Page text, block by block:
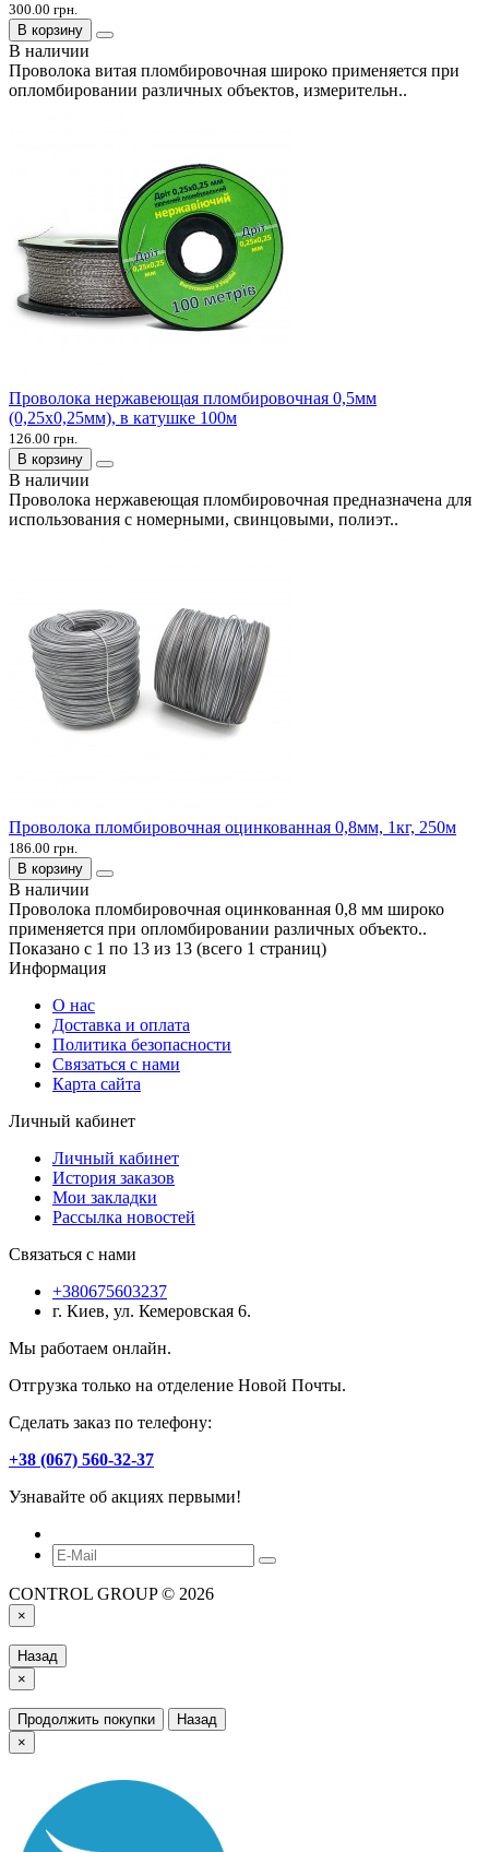
300.00 грн.
В корзину
В наличии
Проволока витая пломбировочная широко применяется при
опломбировании различных объектов, измерительн..
Проволока нержавеющая пломбировочная 0,5мм
(0,25х0,25мм), в катушке 100м
126.00 грн.
В корзину
В наличии
Проволока нержавеющая пломбировочная предназначена для
использования с номерными, свинцовыми, полиэт..
Проволока пломбировочная оцинкованная 0,8мм, 1кг, 250м
186.00 грн.
В корзину
В наличии
Проволока пломбировочная оцинкованная 0,8 мм широко
применяется при опломбировании различных объекто..
Показано с 1 по 13 из 13 (всего 1 страниц)
Информация
О нас
Доставка и оплата
Политика безопасности
Связаться с нами
Карта сайта
Личный кабинет
Личный кабинет
История заказов
Мои закладки
Рассылка новостей
Связаться с нами
+380675603237
г. Киев, ул. Кемеровская 6.
Мы работаем онлайн.
Отгрузка только на отделение Новой Почты.
Сделать заказ по телефону:
+38 (067) 560-32-37
Узнавайте об акциях первыми!
CONTROL GROUP © 2026
×
Назад
×
Продолжить покупки
Назад
×